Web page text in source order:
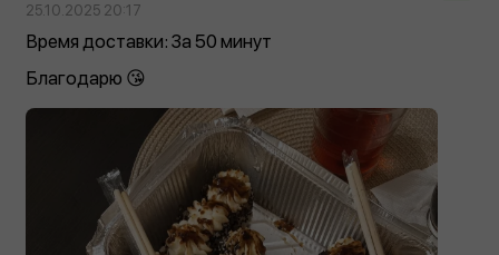
25.10.2025 20:17
Время доставки: За 50 минут
Благодарю 😘